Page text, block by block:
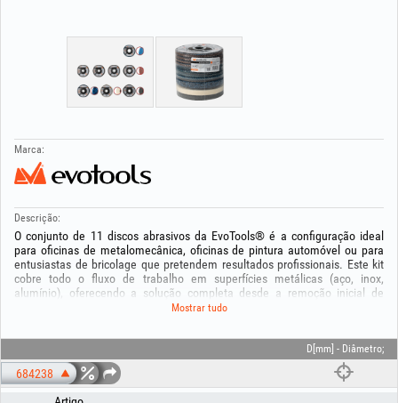
Marca:
Descrição:
O conjunto de 11 discos abrasivos da EvoTools® é a configuração ideal
para oficinas de metalomecânica, oficinas de pintura automóvel ou para
entusiastas de bricolage que pretendem resultados profissionais. Este kit
cobre todo o fluxo de trabalho em superfícies metálicas (aço, inox,
alumínio), oferecendo a solução completa desde a remoção inicial de
ferrugem e desbaste de soldaduras até ao lixamento fino e polimento final.
sendo perfeitamente compatíveis com a maioria das rebarbadoras
O conjunto é composto por:
- Discos flap em óxido de alumínio (castanhos) – 4 un. Granulometrias
Mostrar tudo
D[mm] - Diâmetro;
684238